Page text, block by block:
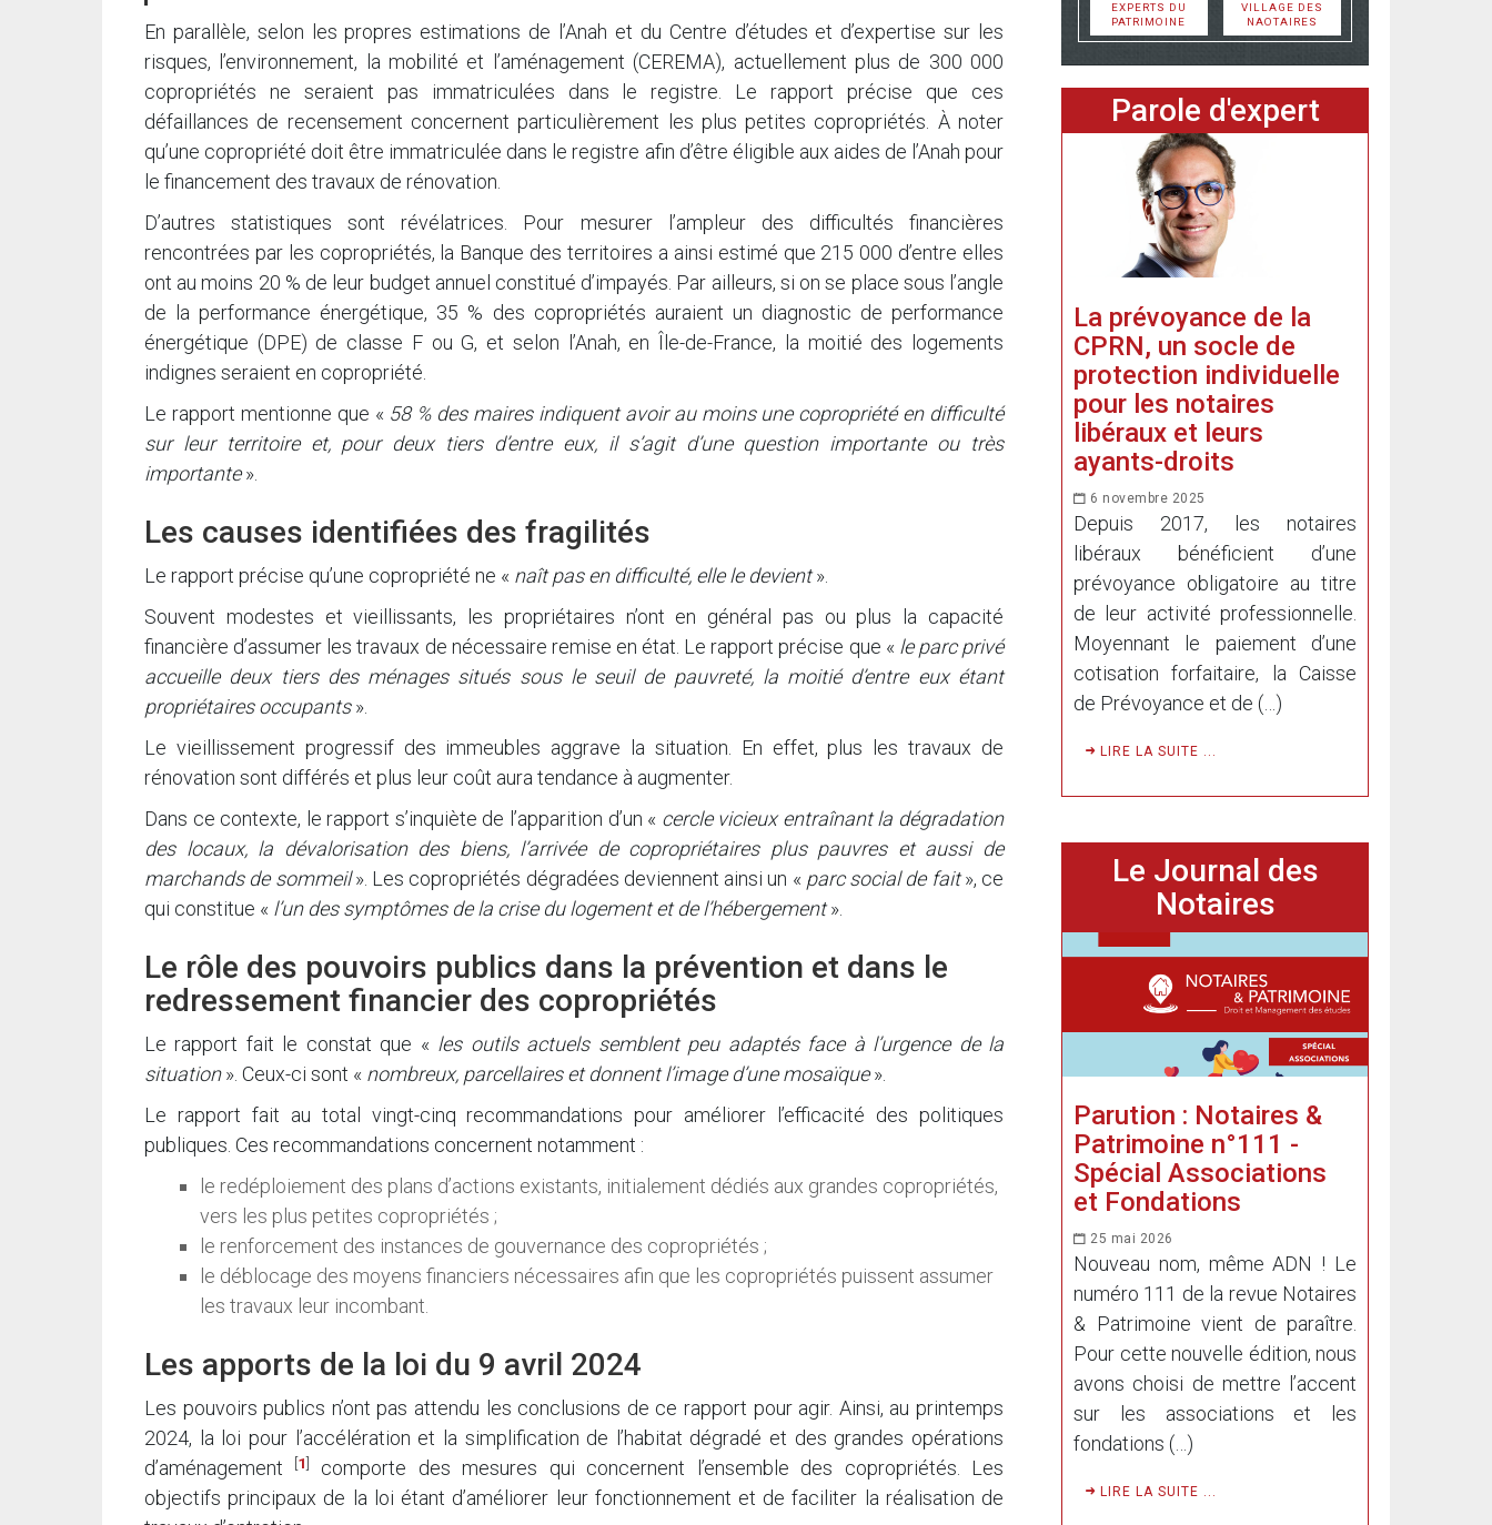
En parallèle, selon les propres estimations de l’Anah et du Centre d’études et d’expertise sur les
risques, l’environnement, la mobilité et l’aménagement (CEREMA), actuellement plus de 300 000
copropriétés ne seraient pas immatriculées dans le registre. Le rapport précise que ces
défaillances de recensement concernent particulièrement les plus petites copropriétés. À noter
qu’une copropriété doit être immatriculée dans le registre afin d’être éligible aux aides de l’Anah pour
le financement des travaux de rénovation.
D’autres statistiques sont révélatrices. Pour mesurer l’ampleur des difficultés financières
rencontrées par les copropriétés, la Banque des territoires a ainsi estimé que 215 000 d’entre elles
ont au moins 20 % de leur budget annuel constitué d’impayés. Par ailleurs, si on se place sous l’angle
de la performance énergétique, 35 % des copropriétés auraient un diagnostic de performance
énergétique (DPE) de classe F ou G, et selon l’Anah, en Île-de-France, la moitié des logements
indignes seraient en copropriété.
Le rapport mentionne que « 58 % des maires indiquent avoir au moins une copropriété en difficulté
sur leur territoire et, pour deux tiers d’entre eux, il s’agit d’une question importante ou très
importante».
Les causes identifiées des fragilités
Le rapport précise qu’une copropriété ne « naît pas en difficulté, elle le devient».
Souvent modestes et vieillissants, les propriétaires n’ont en général pas ou plus la capacité
financière d’assumer les travaux de nécessaire remise en état. Le rapport précise que « le parc privé
accueille deux tiers des ménages situés sous le seuil de pauvreté, la moitié d’entre eux étant
propriétaires occupants».
Le vieillissement progressif des immeubles aggrave la situation. En effet, plus les travaux de
rénovation sont différés et plus leur coût aura tendance à augmenter.
Dans ce contexte, le rapport s’inquiète de l’apparition d’un « cercle vicieux entraînant la dégradation
des locaux, la dévalorisation des biens, l’arrivée de copropriétaires plus pauvres et aussi de
marchands de sommeil». Les copropriétés dégradées deviennent ainsi un « parc social de fait», ce
qui constitue « l’un des symptômes de la crise du logement et de l’hébergement».
Le rôle des pouvoirs publics dans la prévention et dans le
redressement financier des copropriétés
Le rapport fait le constat que « les outils actuels semblent peu adaptés face à l’urgence de la
situation». Ceux-ci sont « nombreux, parcellaires et donnent l’image d’une mosaïque».
Le rapport fait au total vingt-cinq recommandations pour améliorer l’efficacité des politiques
publiques. Ces recommandations concernent notamment :
le redéploiement des plans d’actions existants, initialement dédiés aux grandes copropriétés,
vers les plus petites copropriétés ;
le renforcement des instances de gouvernance des copropriétés ;
le déblocage des moyens financiers nécessaires afin que les copropriétés puissent assumer
les travaux leur incombant.
Les apports de la loi du 9 avril 2024
Les pouvoirs publics n’ont pas attendu les conclusions de ce rapport pour agir. Ainsi, au printemps
2024, la loi pour l’accélération et la simplification de l’habitat dégradé et des grandes opérations
d’aménagement [1]
comporte des mesures qui concernent l’ensemble des copropriétés. Les
objectifs principaux de la loi étant d’améliorer leur fonctionnement et de faciliter la réalisation de
EXPERTS DU
PATRIMOINE
VILLAGE DES
NAOTAIRES
Parole d'expert
La prévoyance de la
CPRN, un socle de
protection individuelle
pour les notaires
libéraux et leurs
ayants-droits
6 novembre 2025
Depuis 2017, les notaires
libéraux bénéficient d’une
prévoyance obligatoire au titre
de leur activité professionnelle.
Moyennant le paiement d’une
cotisation forfaitaire, la Caisse
de Prévoyance et de (…)
LIRE LA SUITE ...
Le Journal des
Notaires
Parution : Notaires &
Patrimoine n°111 -
Spécial Associations
et Fondations
25 mai 2026
Nouveau nom, même ADN ! Le
numéro 111 de la revue Notaires
& Patrimoine vient de paraître.
Pour cette nouvelle édition, nous
avons choisi de mettre l’accent
sur les associations et les
fondations (…)
LIRE LA SUITE ...